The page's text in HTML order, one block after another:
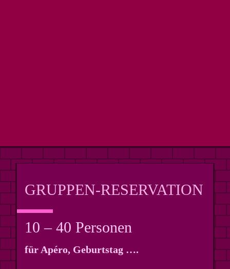
GRUPPEN-RESERVATION
10 – 40 Personen
für Apéro, Geburtstag ….